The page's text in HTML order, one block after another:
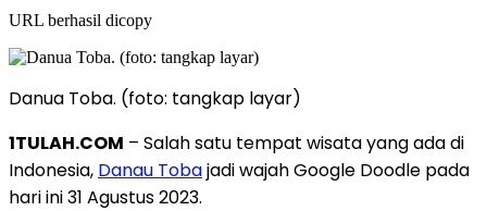
URL berhasil dicopy
Danua Toba. (foto: tangkap layar)
1TULAH.COM – Salah satu tempat wisata yang ada di
Indonesia, Danau Tobajadi wajah Google Doodle pada
hari ini 31 Agustus 2023.